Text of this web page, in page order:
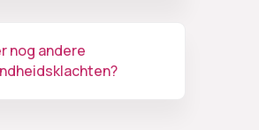
nog andere